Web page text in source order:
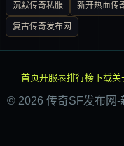
沉默传奇私服 新开热血传
复古传奇发布网
首页开服表排行榜下载关
© 2026 传奇SF发布网-